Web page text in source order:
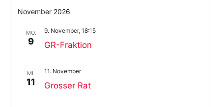
November 2026
MO.
9 GR-Fraktion
9. November, 18:15
MI.
11 Grosser Rat
11. November